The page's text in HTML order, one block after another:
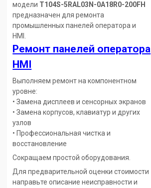
модели T104S-5RAL03N-0A18R0-200FH
предназначен для ремонта
промышленных панелей оператора и
HMI.
Ремонт панелей оператора
HMI
Выполняем ремонт на компонентном
уровне:
• Замена дисплеев и сенсорных экранов
• Замена корпусов, клавиатур и других
узлов
• Профессиональная чистка и
восстановление
Сокращаем простой оборудования.
Для предварительной оценки стоимости
направьте описание неисправности и